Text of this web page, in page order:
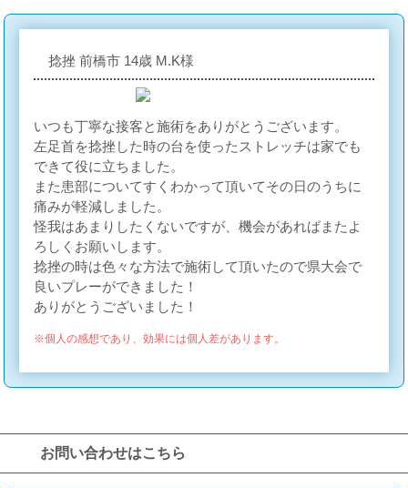
捻挫 前橋市 14歳 M.K様
いつも丁寧な接客と施術をありがとうございます。
左足首を捻挫した時の台を使ったストレッチは家でも
できて役に立ちました。
また患部についてすくわかって頂いてその日のうちに
痛みが軽減しました。
怪我はあまりしたくないですが、機会があればまたよ
ろしくお願いします。
捻挫の時は色々な方法で施術して頂いたので県大会で
良いプレーができました！
ありがとうございました！
※個人の感想であり、効果には個人差があります。
お問い合わせはこちら